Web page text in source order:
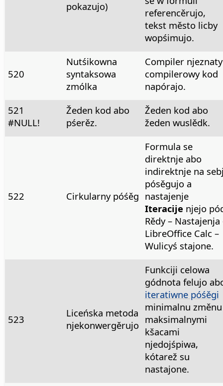
pokazujo)
referencěrujo,
tekst město licby
wopśimujo.
520
Nutśikowna
syntaksowa
zmólka
Compiler njeznaty
compilerowy kod
napórajo.
521
#NULL!
Žeden kod abo
pśerěz.
Žeden kod abo
žeden wuslědk.
522 Cirkularny póśěg
Formula se
direktnje abo
indirektnje na
pósěgujo a
nastajenje
Iteracije njejo
Rědy – Nastajenja
LibreOffice Calc –
Wulicyś stajone.
523
Liceńska metoda
njekonwergěrujo
Funkciji celowa
gódnota felujo
iteratiwne póśěgi
minimalnu
maksimalnymi
kšacami
njedojśpiwa,
kótarež su
nastajone.